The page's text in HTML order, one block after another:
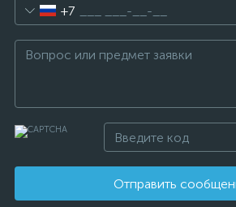
+7
Отправить